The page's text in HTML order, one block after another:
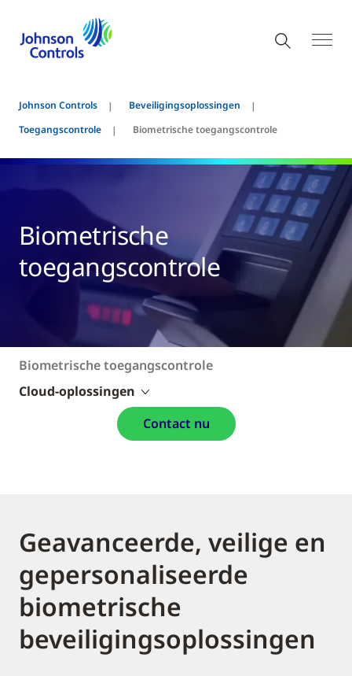
Johnson Controls
Beveiligingsoplossingen
Toegangscontrole
Biometrische toegangscontrole
Biometrische
toegangscontrole
Biometrische toegangscontrole
Cloud-oplossingen
Contact nu
Geavanceerde, veilige en
gepersonaliseerde
biometrische
beveiligingsoplossingen